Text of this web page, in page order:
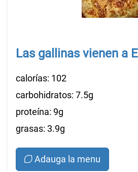
Las gallinas vienen a
calorías: 102
carbohidratos: 7.5g
proteína: 9g
grasas: 3.9g
Adauga la menu